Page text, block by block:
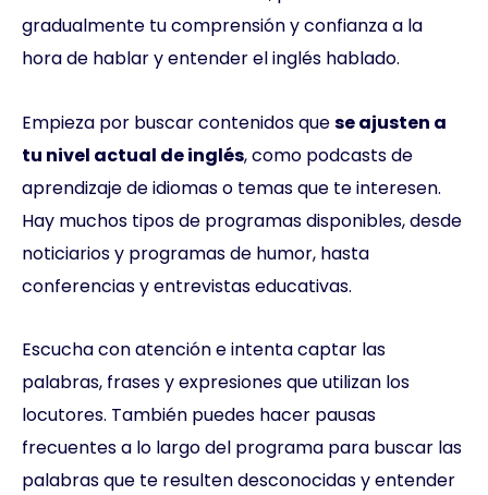
gradualmente tu comprensión y confianza a la
hora de hablar y entender el inglés hablado.
Empieza por buscar contenidos quese ajusten a
tu nivel actual de inglés, como podcasts de
aprendizaje de idiomas o temas que te interesen.
Hay muchos tipos de programas disponibles, desde
noticiarios y programas de humor, hasta
conferencias y entrevistas educativas.
Escucha con atención e intenta captar las
palabras, frases y expresiones que utilizan los
locutores. También puedes hacer pausas
frecuentes a lo largo del programa para buscar las
palabras que te resulten desconocidas y entender